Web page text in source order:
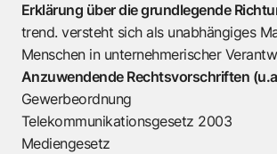
Erklärung über die grundlegende
trend. versteht sich als unabhängiges
Menschen in unternehmerischer
Anzuwendende Rechtsvorschriften
Gewerbeordnung
Telekommunikationsgesetz 2003
Mediengesetz